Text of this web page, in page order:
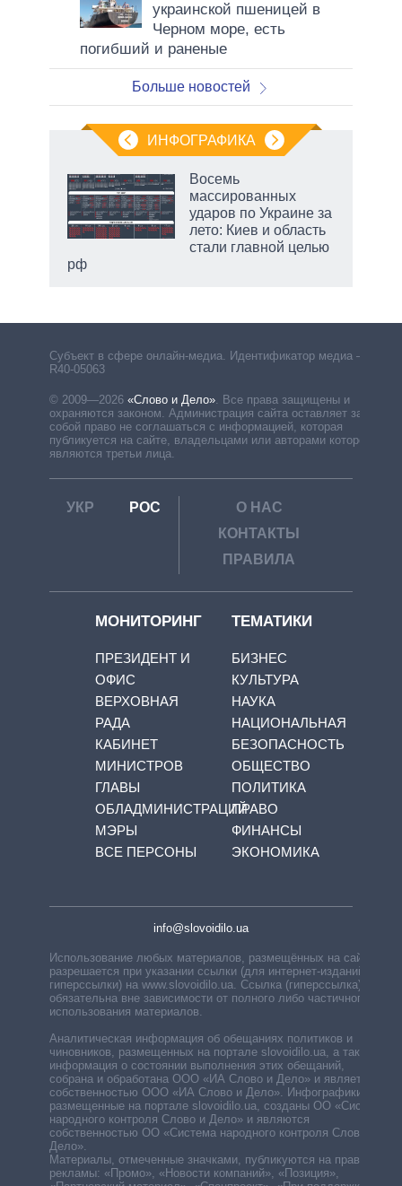
украинской пшеницей в
Черном море, есть
погибший и раненые
Больше новостей
ИНФОГРАФИКА
Восемь
массированных
ударов по Украине за
лето: Киев и область
стали главной целью
рф
Субъект в сфере онлайн-медиа. Идентификатор медиа –
R40-05063
© 2009—2026 «Слово и Дело». Все права защищены и
охраняются законом. Администрация сайта оставляет за
собой право не соглашаться с информацией, которая
публикуется на сайте, владельцами или авторами которой
являются третьи лица.
УКР РОС
О НАС
КОНТАКТЫ
ПРАВИЛА
МОНИТОРИНГ
ПРЕЗИДЕНТ И
ОФИС
ВЕРХОВНАЯ
РАДА
КАБИНЕТ
МИНИСТРОВ
ГЛАВЫ
ОБЛАДМИНИСТРАЦИЙ
МЭРЫ
ВСЕ ПЕРСОНЫ
ТЕМАТИКИ
БИЗНЕС
КУЛЬТУРА
НАУКА
НАЦИОНАЛЬНАЯ
БЕЗОПАСНОСТЬ
ОБЩЕСТВО
ПОЛИТИКА
ПРАВО
ФИНАНСЫ
ЭКОНОМИКА
info@slovoidilo.ua
Использование любых материалов, размещённых на сайте,
разрешается при указании ссылки (для интернет-изданий —
гиперссылки) на www.slovoidilo.ua. Ссылка (гиперссылка)
обязательна вне зависимости от полного либо частичного
использования материалов.
Аналитическая информация об обещаниях политиков и
чиновников, размещенных на портале slovoidilo.ua, а также
информация о состоянии выполнения этих обещаний,
собрана и обработана ООО «ИА Слово и Дело» и является
собственностью ООО «ИА Слово и Дело». Инфографики,
размещенные на портале slovoidilo.ua, созданы ОО «Система
народного контроля Слово и Дело» и являются
собственностью ОО «Система народного контроля Слово и
Дело».
Материалы, отмеченные значками, публикуются на правах
рекламы: «Промо», «Новости компаний», «Позиция»,